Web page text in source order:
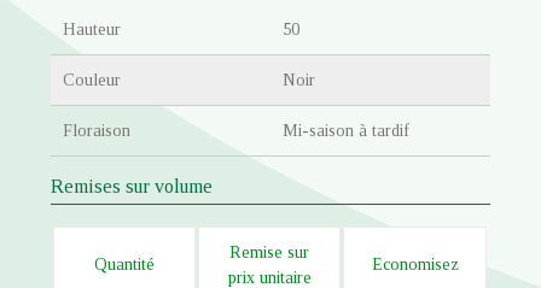
Hauteur 50
Couleur Noir
Floraison Mi-saison à tardif
Remises sur volume
Quantité
Remise sur
prix unitaire
Economisez